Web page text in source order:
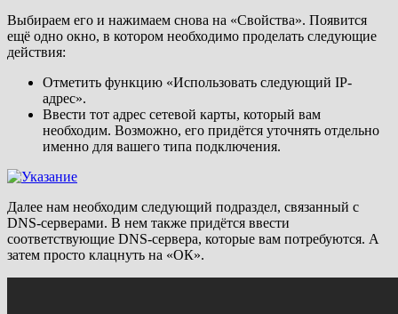
Выбираем его и нажимаем снова на «Свойства». Появится
ещё одно окно, в котором необходимо проделать следующие
действия:
Отметить функцию «Использовать следующий IP-
адрес».
Ввести тот адрес сетевой карты, который вам
необходим. Возможно, его придётся уточнять отдельно
именно для вашего типа подключения.
Далее нам необходим следующий подраздел, связанный с
DNS-серверами. В нем также придётся ввести
соответствующие DNS-сервера, которые вам потребуются. А
затем просто клацнуть на «ОК».